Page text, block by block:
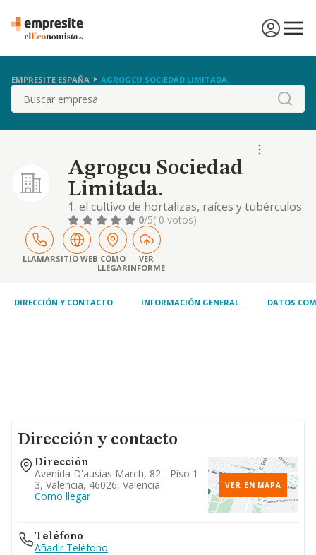
EMPRESITE ESPAÑA AGROGCU SOCIEDAD LIMITADA.
Buscar
Agrogcu Sociedad
Limitada.
1. el cultivo de hortalizas, raíces y tubérculos
- cnae 0113. 2. actividades de apoyo a la
agricultura - cnae 0161. 3. comercio al por
mayor y al por menor de frutas y hortalizas -
cnae 4631 y 4721. 4. transporte de
mercancías por carretera - cnae 4941. el
0/5( 0 votos)
LLAMARSITIO WEB CÓMO
LLEGAR
VER
INFORME
DIRECCIÓN Y CONTACTO INFORMACIÓN GENERAL DATOS
Dirección y contacto
Dirección
Avenida D'ausias March, 82 - Piso 1
3, Valencia, 46026, Valencia
Como llegar
VER EN MAPA
Teléfono
Añadir Teléfono